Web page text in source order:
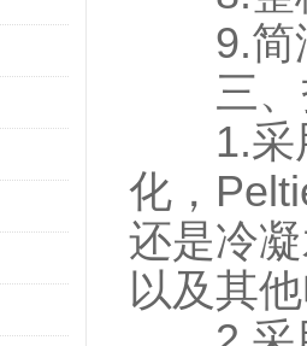
9.简洁
三、
1.采用
化，
还是冷
以及其